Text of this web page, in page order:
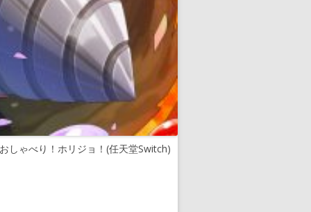
おしゃべり！ホリジョ！(任天堂Switch)